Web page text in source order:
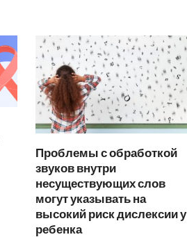
Проблемы с обработкой
звуков внутри
несуществующих слов
могут указывать на
высокий риск дислексии у
ребенка